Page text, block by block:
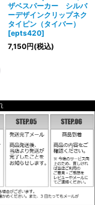
ザベスパーカー シルバ
ーデザインクリップネク
タイピン（タイバー）
[epts420]
7,150円(税込)